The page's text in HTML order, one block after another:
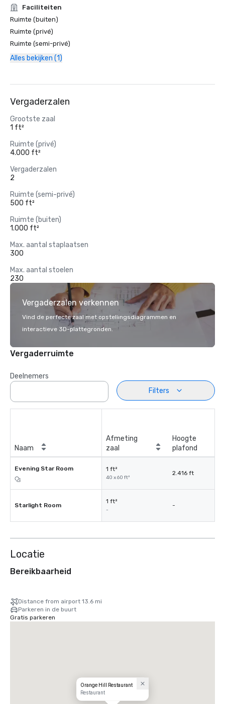
Faciliteiten
Ruimte (buiten)
Ruimte (privé)
Ruimte (semi-privé)
Alles bekijken (1)
Vergaderzalen
Grootste zaal
1 ft²
Ruimte (privé)
4.000 ft²
Vergaderzalen
2
Ruimte (semi-privé)
500 ft²
Ruimte (buiten)
1.000 ft²
Max. aantal staplaatsen
300
Max. aantal stoelen
230
Vergaderzalen verkennen
Vind de perfecte zaal met opstellingsdiagrammen en
interactieve 3D-plattegronden.
Vergaderruimte
Deelnemers
Filters
Naam
Afmeting
zaal
Hoogte
plafond
Evening Star Room 1 ft²
40 x 60 ft²
2.416 ft
Starlight Room
1 ft²
-
-
Locatie
Bereikbaarheid
Distance from airport 13.6 mi
Parkeren in de buurt
Gratis parkeren
Orange Hill Restaurant
Restaurant